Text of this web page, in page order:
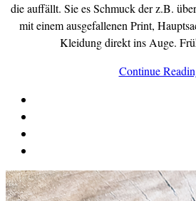
die auffällt. Sie es Schmuck der z.B.
mit einem ausgefallenen Print,
Kleidung direkt ins Auge.
Continue